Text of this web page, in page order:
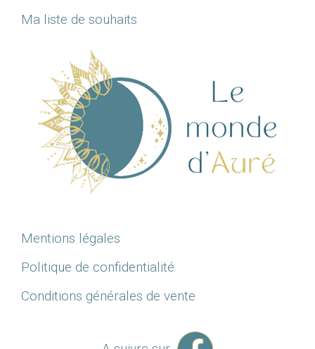
Ma liste de souhaits
Mentions légales
Politique de confidentialité
Conditions générales de vente